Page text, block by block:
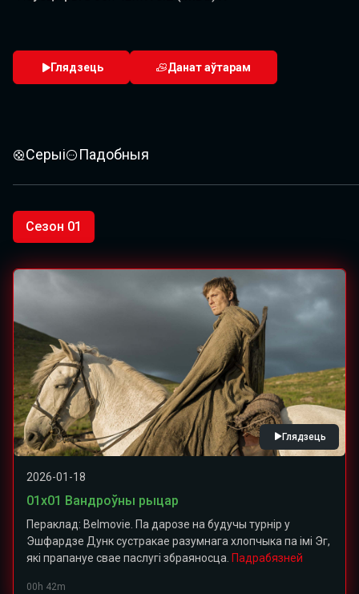
Глядзець Данат аўтарам
Серыі Падобныя
Сезон 01
Глядзець
2026-01-18
01х01 Вандроўны рыцар
Пераклад: Belmovie. Па дарозе на будучы турнір у
Эшфардзе Дунк сустракае разумнага хлопчыка па імі Эг,
які прапануе свае паслугі збраяносца. Падрабязней
00h 42m